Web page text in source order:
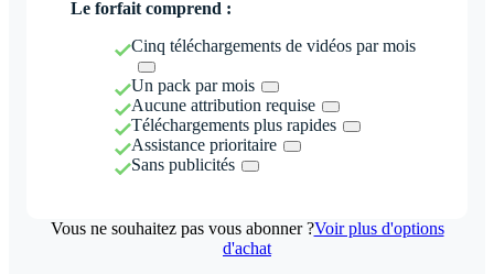
Le forfait comprend :
Cinq téléchargements de vidéos par mois
Un pack par mois
Aucune attribution requise
Téléchargements plus rapides
Assistance prioritaire
Sans publicités
Vous ne souhaitez pas vous abonner ?Voir plus d'options
d'achat